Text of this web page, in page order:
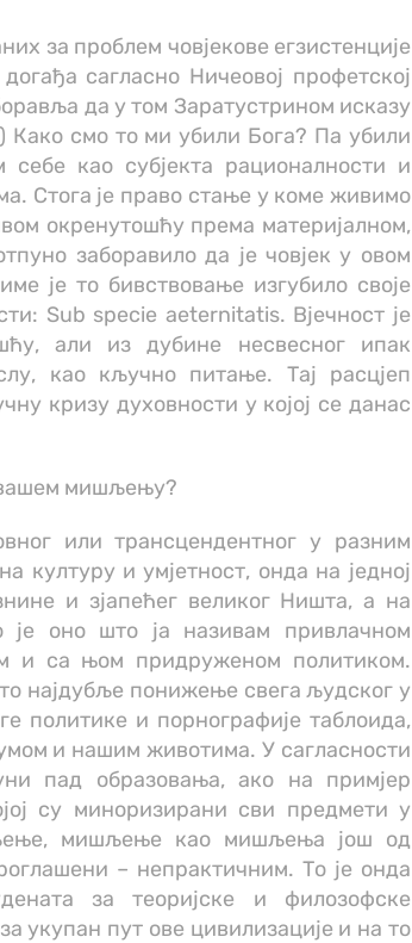
за проблем човјекове егзистенције
сагласно Ничеовој профетској
да у том Заратустрином исказу
Како смо то ми убили Бога? Па убили
као субјекта рационалности и
Стога је право стање у коме живимо
окренутошћу према материјалном,
заборавило да је човјек у овом
је то бивствовање изгубило своје
Sub specie aeternitatis. Вјечност је
али из дубине несвесног ипак
као кључно питање. Тај расцјеп
кризу духовности у којој се данас
мишљењу?
или трансцендентног у разним
културу и умјетност, онда на једној
и зјапећег великог Ништа, а на
је оно што ја називам привлачном
и са њом придруженом политиком.
најдубље понижење свега људског у
политике и порнографије таблоида,
и нашим животима. У сагласности
пад образовања, ако на примјер
су миноризирани сви предмети у
мишљење као мишљења још од
– непрактичним. То је онда
за теоријске и филозофске
укупан пут ове цивилизације и на то